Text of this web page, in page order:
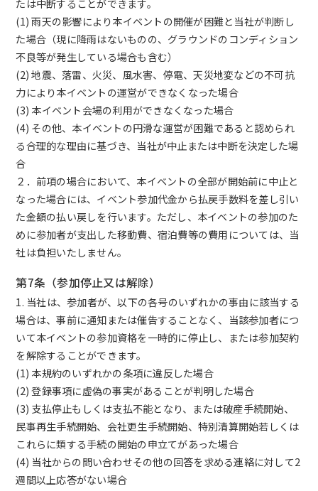
たは中断することができます。
(1) 雨天の影響により本イベントの開催が困難と当社が判断し
た場合（現に降雨はないものの、グラウンドのコンディション
不良等が発生している場合も含む）
(2) 地震、落雷、火災、風水害、停電、天災地変などの不可抗
力により本イベントの運営ができなくなった場合
(3) 本イベント会場の利用ができなくなった場合
(4) その他、本イベントの円滑な運営が困難であると認められ
る合理的な理由に基づき、当社が中止または中断を決定した場
合
２．前項の場合において、本イベントの全部が開始前に中止と
なった場合には、イベント参加代金から払戻手数料を差し引い
た金額の払い戻しを行います。ただし、本イベントの参加のた
めに参加者が支出した移動費、宿泊費等の費用については、当
社は負担いたしません。
第7条（参加停止又は解除）
1. 当社は、参加者が、以下の各号のいずれかの事由に該当する
場合は、事前に通知または催告することなく、当該参加者につ
いて本イベントの参加資格を一時的に停止し、または参加契約
を解除することができます。
(1) 本規約のいずれかの条項に違反した場合
(2) 登録事項に虚偽の事実があることが判明した場合
(3) 支払停止もしくは支払不能となり、または破産手続開始、
民事再生手続開始、会社更生手続開始、特別清算開始若しくは
これらに類する手続の開始の申立てがあった場合
(4) 当社からの問い合わせその他の回答を求める連絡に対して2
週間以上応答がない場合